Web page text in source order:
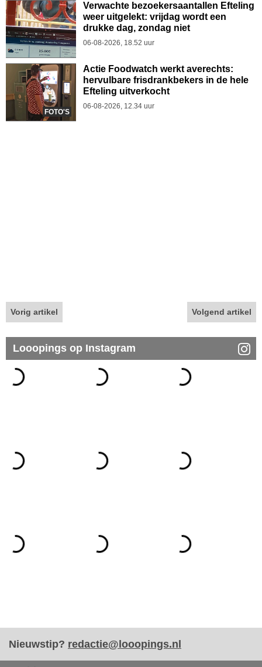
Verwachte bezoekersaantallen Efteling
weer uitgelekt: vrijdag wordt een
drukke dag, zondag niet
06-08-2026, 18.52 uur
FOTO'S
Actie Foodwatch werkt averechts:
hervulbare frisdrankbekers in de hele
Efteling uitverkocht
06-08-2026, 12.34 uur
Vorig artikel Volgend artikel
Looopings op Instagram
Nieuwstip? redactie@looopings.nl